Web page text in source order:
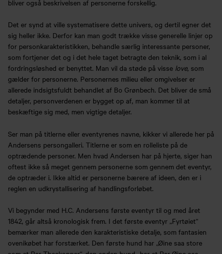
bliver også beskrivelsen af personerne forskellig.
Det er synd at ville systematisere dette univers, og dertil egner det
sig heller ikke. Derfor kan man godt trække visse generelle linjer op
for personkarakteristikken, behandle særlig interessante personer,
som fortjener det og i det hele taget betragte den teknik, som i al
fordringsløshed er benyttet. Man vil da støde på visse love, som
gælder for personerne. Personernes milieu eller omgivelser er
allerede indsigtsfuldt behandlet af Bo Grønbech. Det bliver de små
detaljer, personverdenen er bygget op af, man kommer til at
beskæftige sig med, men vigtige detaljer.
Ser man på titlerne eller eventyrenes navne, kikker vi allerede her på
Andersens persongalleri. Titlerne er som en rolleliste på de
optrædende personer. Men hvad Andersen har på hjerte, siger han
oftest ikke så meget gennem personerne som gennem det eventyr,
de optræder i. Ikke altid er personerne bærere af ideen, den er i
reglen en udkrystallisering af handlingsforløbet.
Vi begynder med H.C. Andersens første eventyr til og med året
1842, går altså kronologisk frem. I det første eventyr „Fyrtøiet“
bemærker man allerede den karakteristiske detalje, som fantasien
ovenikøbet har forstærket. Den første hund har „Øine saa store